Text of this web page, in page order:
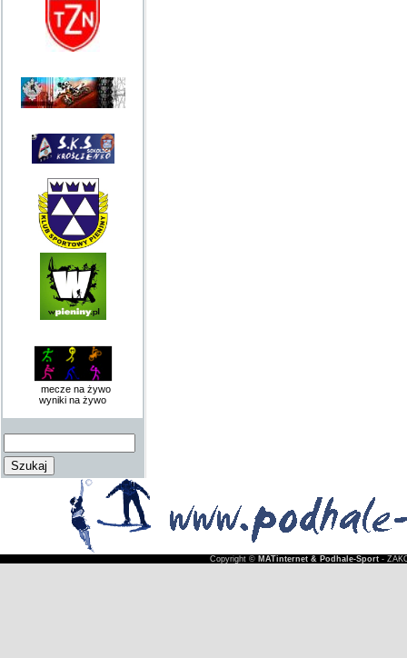
mecze na żywo
wyniki na żywo
Copyright © MATinternet & Podhale-Sport-